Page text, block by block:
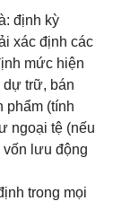
định kỳ
xác định các
mức hiện
dự trữ, bán
phẩm (tính
ngoại tệ (nếu
lưu động
trong mọi